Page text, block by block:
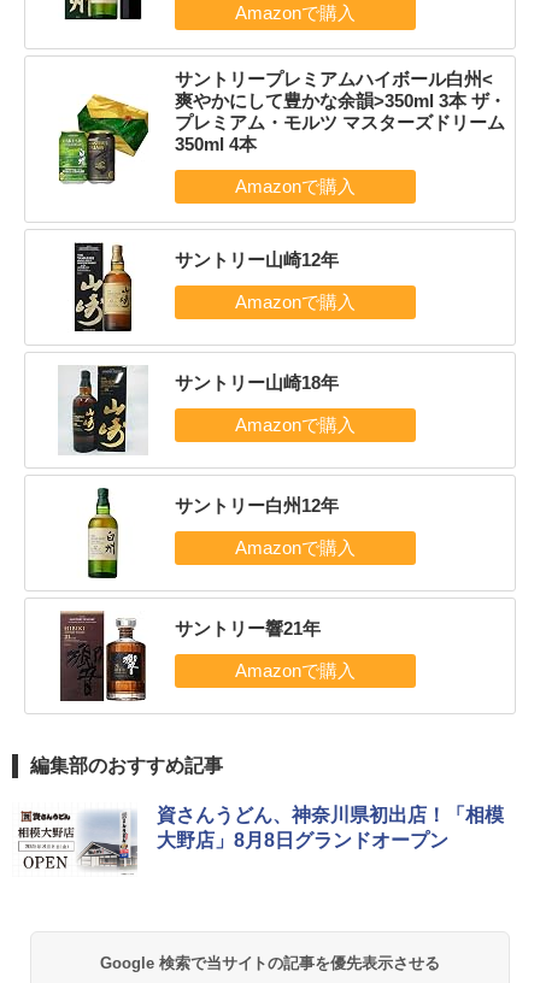
サントリープレミアムハイボール白州<
爽やかにして豊かな余韻>350ml 3本 ザ・
プレミアム・モルツ マスターズドリーム
350ml 4本
サントリー山崎12年
サントリー山崎18年
サントリー白州12年
サントリー響21年
編集部のおすすめ記事
資さんうどん、神奈川県初出店！「相模
大野店」8月8日グランドオープン
Google 検索で当サイトの記事を優先表示させる